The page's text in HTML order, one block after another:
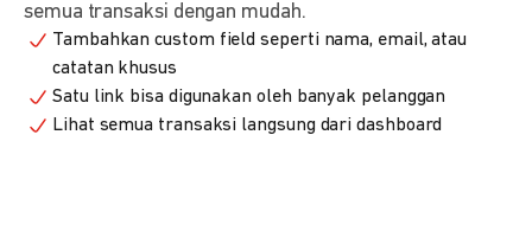
semua transaksi dengan mudah.
Tambahkan custom field seperti nama, email, atau
catatan khusus
Satu link bisa digunakan oleh banyak pelanggan
Lihat semua transaksi langsung dari dashboard